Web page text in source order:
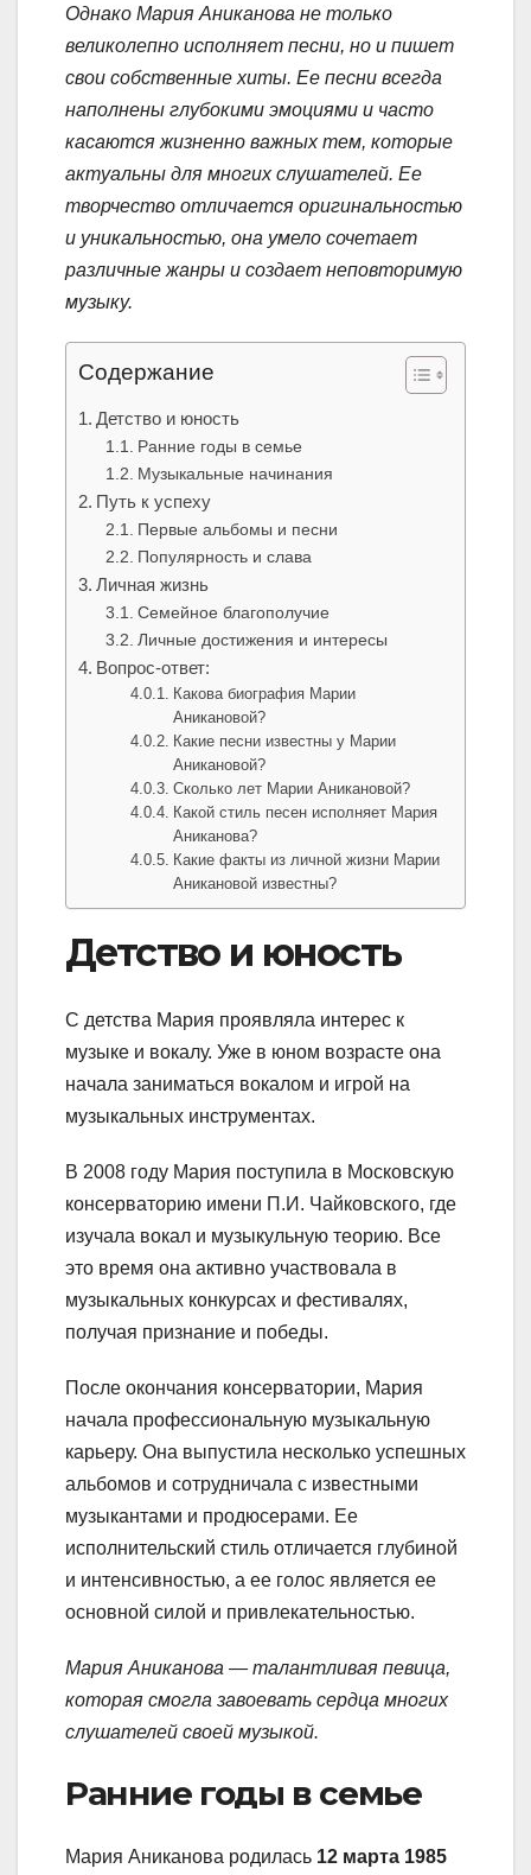
Однако Мария Аниканова не только
великолепно исполняет песни, но и пишет
свои собственные хиты. Ее песни всегда
наполнены глубокими эмоциями и часто
касаются жизненно важных тем, которые
актуальны для многих слушателей. Ее
творчество отличается оригинальностью
и уникальностью, она умело сочетает
различные жанры и создает неповторимую
музыку.
Содержание
Детство и юность
Ранние годы в семье
Музыкальные начинания
Путь к успеху
Первые альбомы и песни
Популярность и слава
Личная жизнь
Семейное благополучие
Личные достижения и интересы
Вопрос-ответ:
Какова биография Марии
Аникановой?
Какие песни известны у Марии
Аникановой?
Сколько лет Марии Аникановой?
Какой стиль песен исполняет Мария
Аниканова?
Какие факты из личной жизни Марии
Аникановой известны?
Детство и юность
С детства Мария проявляла интерес к
музыке и вокалу. Уже в юном возрасте она
начала заниматься вокалом и игрой на
музыкальных инструментах.
В 2008 году Мария поступила в Московскую
консерваторию имени П.И. Чайковского, где
изучала вокал и музыкульную теорию. Все
это время она активно участвовала в
музыкальных конкурсах и фестивалях,
получая признание и победы.
После окончания консерватории, Мария
начала профессиональную музыкальную
карьеру. Она выпустила несколько успешных
альбомов и сотрудничала с известными
музыкантами и продюсерами. Ее
исполнительский стиль отличается глубиной
и интенсивностью, а ее голос является ее
основной силой и привлекательностью.
Мария Аниканова — талантливая певица,
которая смогла завоевать сердца многих
слушателей своей музыкой.
Ранние годы в семье
Мария Аниканова родилась 12 марта 1985